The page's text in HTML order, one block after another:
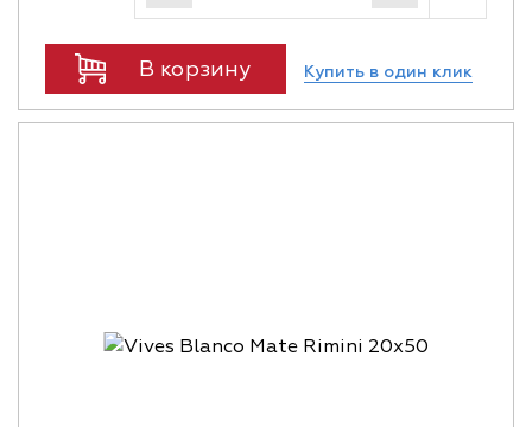
В корзину Купить в один клик